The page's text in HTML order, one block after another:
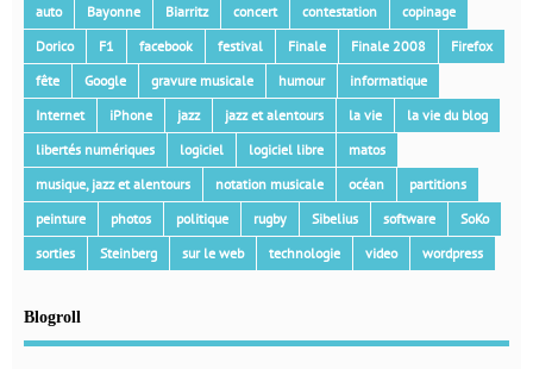
auto Bayonne Biarritz concert contestation
copinage
Dorico
F1 facebook festival Finale Finale 2008
Firefox
fête
Google gravure musicale humour
informatique
Internet
iPhone jazz jazz et alentours la vie
la vie du blog
libertés numériques
logiciel logiciel libre
matos
musique, jazz et alentours
notation musicale océan
partitions
peinture
photos politique rugby Sibelius software
SoKo
sorties
Steinberg sur le web technologie video wordpress
Blogroll